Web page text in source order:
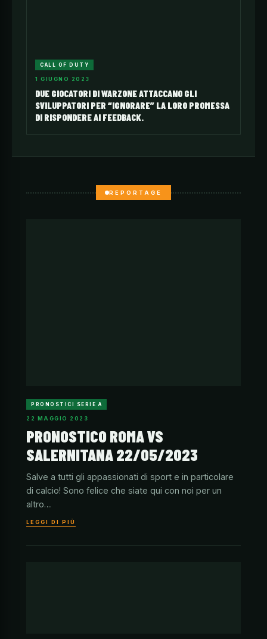
CALL OF DUTY
1 GIUGNO 2023
DUE GIOCATORI DI WARZONE ATTACCANO GLI
SVILUPPATORI PER “IGNORARE” LA LORO PROMESSA
DI RISPONDERE AI FEEDBACK.
REPORTAGE
PRONOSTICI SERIE A
22 MAGGIO 2023
PRONOSTICO ROMA VS
SALERNITANA 22/05/2023
Salve a tutti gli appassionati di sport e in particolare
di calcio! Sono felice che siate qui con noi per un
altro…
LEGGI DI PIÙ